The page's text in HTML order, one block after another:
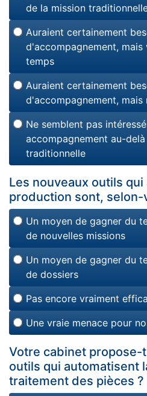
de la mission
Auraient certainement
d'accompagnement, mais
temps
Auraient certainement
d'accompagnement,
Ne semblent pas
accompagnement au-
traditionnelle
Les nouveaux outils
production sont, selon-
Un moyen de gagner du
de nouvelles missions
Un moyen de gagner du
de dossiers
Pas encore vraiment
Une vraie menace pour
Votre cabinet propose-
outils qui automatisent
traitement des pièces ?